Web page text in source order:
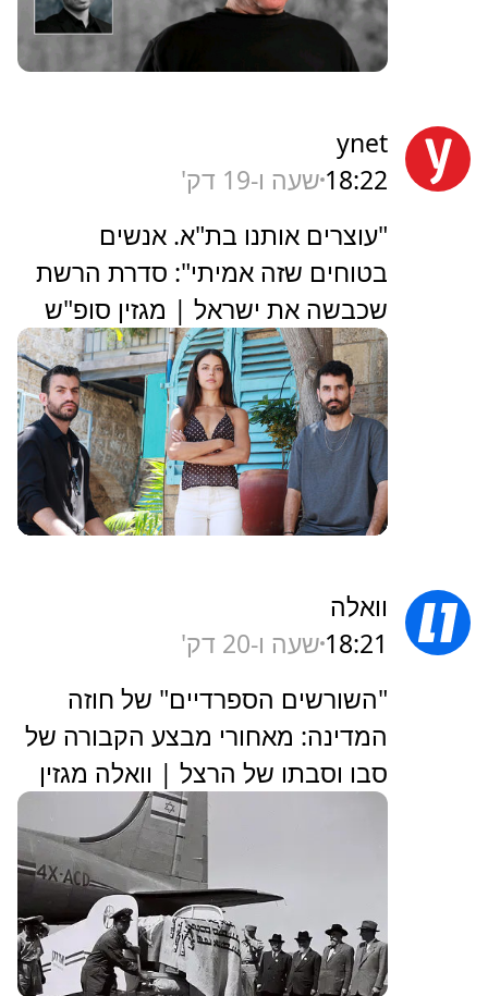
ynet
18:22 שעה ו-19 דק'
"עוצרים אותנו בת"א. אנשים
בטוחים שזה אמיתי": סדרת הרשת
שכבשה את ישראל | מגזין סופ"ש
וואלה
18:21 שעה ו-20 דק'
"השורשים הספרדיים" של חוזה
המדינה: מאחורי מבצע הקבורה של
סבו וסבתו של הרצל | וואלה מגזין